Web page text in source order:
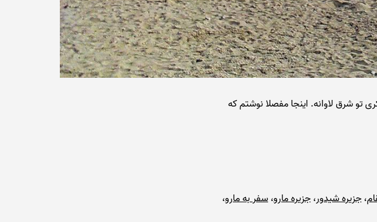
تو شرق لاوانه. اینجا مفصلا نوشتم که
، جزیره شیدور ، جزیره مارو، سفر به مارو،